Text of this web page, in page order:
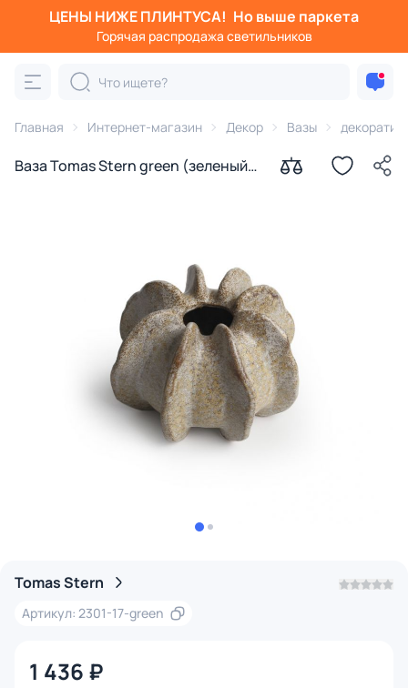
ЦЕНЫ НИЖЕ ПЛИНТУСА! Но выше паркета
Горячая распродажа светильников
Главная Интернет-магазин Декор Вазы
Ваза Tomas Stern green (зеленый)
Tomas Stern
Артикул: 2301-17-green
1 436 ₽